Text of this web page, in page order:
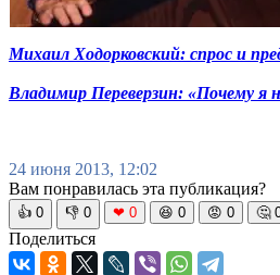
Михаил Ходорковский: спрос и
Владимир Переверзин: «Почему я
24 июня 2013, 12:02
Вам понравилась эта публикация?
👍 0 👎 0 ❤ 0 😆 0 😡 0 🤔
Поделиться